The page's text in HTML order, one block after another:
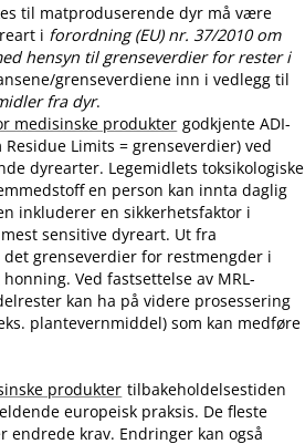
til matproduserende dyr må være
i forordning (EU) nr. 37/2010 om
hensyn til grenseverdier for rester i
​grenseverdiene inn i vedlegg til
fra dyr.
medisinske produkter godkjente ADI-
Limits = grenseverdier) ved
dyrearter. Legemidlets toksikologiske
en person kan innta daglig
inkluderer en sikkerhetsfaktor i
sensitive dyreart. Ut fra
grenseverdier for restmengder i
Ved fastsettelse av MRL-
kan ha på videre prosessering
plantevernmiddel) som kan medføre
produkter tilbakeholdelsestiden
europeisk praksis. De fleste
endrede krav. Endringer kan også